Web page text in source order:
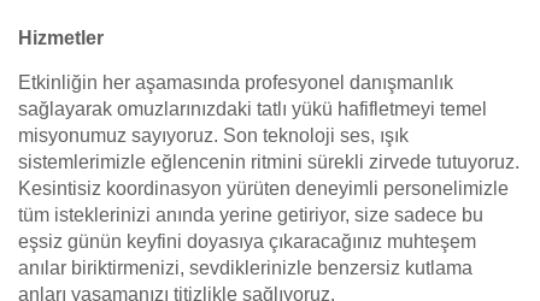
Hizmetler
Etkinliğin her aşamasında profesyonel danışmanlık
sağlayarak omuzlarınızdaki tatlı yükü hafifletmeyi temel
misyonumuz sayıyoruz. Son teknoloji ses, ışık
sistemlerimizle eğlencenin ritmini sürekli zirvede tutuyoruz.
Kesintisiz koordinasyon yürüten deneyimli personelimizle
tüm isteklerinizi anında yerine getiriyor, size sadece bu
eşsiz günün keyfini doyasıya çıkaracağınız muhteşem
anılar biriktirmenizi, sevdiklerinizle benzersiz kutlama
anları yaşamanızı titizlikle sağlıyoruz.